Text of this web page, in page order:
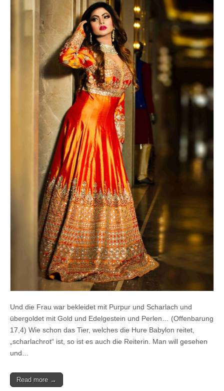
Und die Frau war bekleidet mit Purpur und Scharlach und
übergoldet mit Gold und Edelgestein und Perlen… (Offenbarung
17,4) Wie schon das Tier, welches die Hure Babylon reitet,
„scharlachrot“ ist, so ist es auch die Reiterin. Man will gesehen
und…
Read more →